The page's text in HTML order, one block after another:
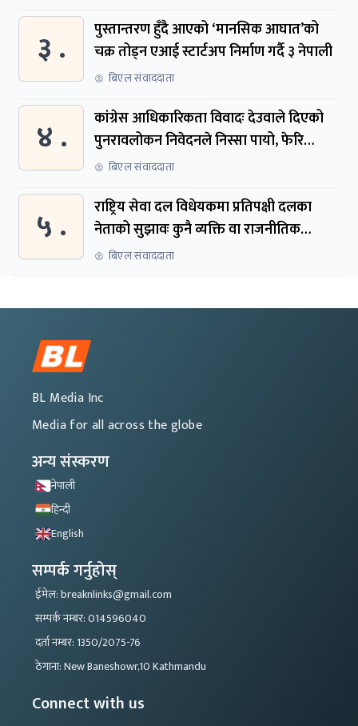
३ .
पुस्तान्तरण हुँदै आएको ‘मानसिक आघात’को
चक्र तोड्न एआई स्टार्टअप निर्माण गर्दै ३ नेपाली
बिएल संवाददाता
४ .
कांग्रेस आधिकारिकता विवादः देउवाले दिएको
पुनरावलोकन निवेदनले निस्सा पायो, फेरि
सुरुदेखि सुनुवाइ हुने
बिएल संवाददाता
५ .
राष्ट्रिय सेवा दल विधेयकमा प्रतिपक्षी दलका
नेताको सुझावः कुनै व्यक्ति वा राजनीतिक
नेतृत्वबाट निर्देशित हुने संस्था नबनोस्
बिएल संवाददाता
BL Media Inc
Media for all across the globe
अन्य संस्करण
नेपाली
हिन्दी
English
सम्पर्क गर्नुहोस्
ईमेल: breaknlinks@gmail.com
सम्पर्क नम्बर: 014596040
दर्ता नम्बर: 1350/2075-76
ठेगाना: New Baneshowr,10 Kathmandu
Connect with us